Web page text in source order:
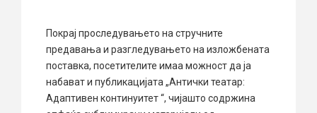
Покрај проследувањето на стручните
предавања и разгледувањето на изложбената
поставка, посетителите имаа можност да ја
набават и публикацијата „Антички театар:
Адаптивен континуитет “, чијашто содржина